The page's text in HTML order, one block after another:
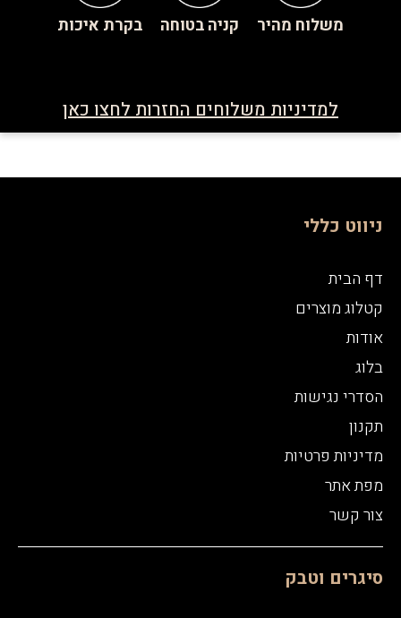
משלוח מהיר קניה בטוחה בקרת איכות
למדיניות משלוחים החזרות לחצו כאן
ניווט כללי
דף הבית
קטלוג מוצרים
אודות
בלוג
הסדרי נגישות
תקנון
מדיניות פרטיות
מפת אתר
צור קשר
סיגרים וטבק